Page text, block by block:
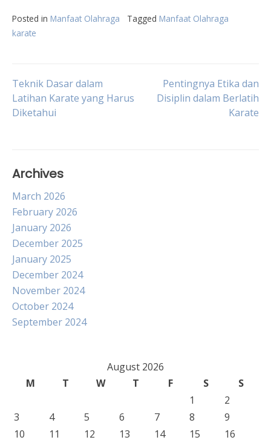
Posted in Manfaat Olahraga Tagged Manfaat Olahraga
karate
Post
navigation
Teknik Dasar dalam
Latihan Karate yang Harus
Diketahui
Pentingnya Etika dan
Disiplin dalam Berlatih
Karate
Archives
March 2026
February 2026
January 2026
December 2025
January 2025
December 2024
November 2024
October 2024
September 2024
August 2026
M
T W T F S
S
1
2
3
4 5 6 7 8
9
10
11 12 13 14 15 16